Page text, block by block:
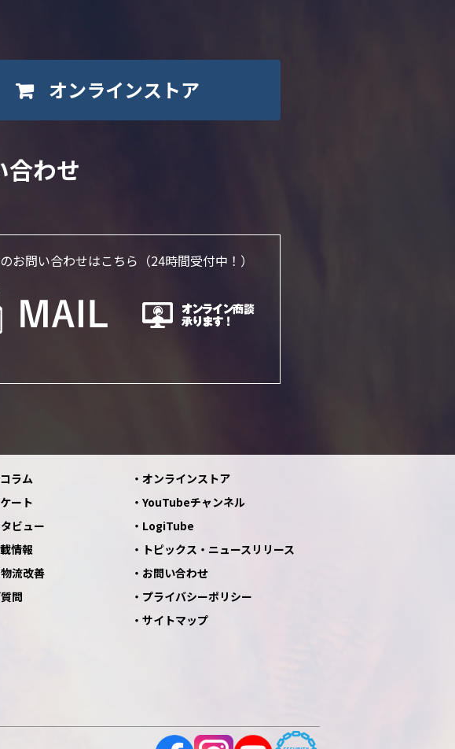
オンラインストア
合わせ
お問い合わせはこちら （24時間受付中！）
ラム
ート
ビュー
情報
流改善
問
オンラインストア
YouTubeチャンネル
LogiTube
トピックス・ニュースリリース
お問い合わせ
プライバシーポリシー
サイトマップ